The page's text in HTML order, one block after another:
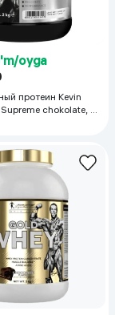
oyga
протеин Kevin
chokolate, 2